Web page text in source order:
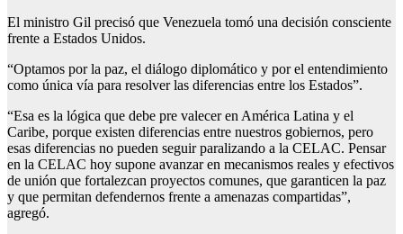
El ministro Gil precisó que Venezuela tomó una decisión consciente
frente a Estados Unidos.
“Optamos por la paz, el diálogo diplomático y por el entendimiento
como única vía para resolver las diferencias entre los Estados”.
“Esa es la lógica que debe pre valecer en América Latina y el
Caribe, porque existen diferencias entre nuestros gobiernos, pero
esas diferencias no pueden seguir paralizando a la CELAC. Pensar
en la CELAC hoy supone avanzar en mecanismos reales y efectivos
de unión que fortalezcan proyectos comunes, que garanticen la paz
y que permitan defendernos frente a amenazas compartidas”,
agregó.